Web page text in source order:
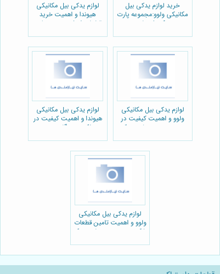
خرید لوازم یدکی بیل
مکانیکی ولوو:مجموعه پارت
یدک راهسازی
لوازم یدکی بیل مکانیکی
هیوندا و اهمیت خرید
قطعات اصل:مجموعه پارت
لوازم یدکی بیل مکانیکی
ولوو و اهمیت کیفیت در
خرید:مجموعه پارت یدک
لوازم یدکی بیل مکانیکی
هیوندا و اهمیت کیفیت در
عملکرد دستگاه:مجموعه
لوازم یدکی بیل مکانیکی
ولوو و اهمیت تامین قطعات
با کیفیت:مجموعه پارت یدک